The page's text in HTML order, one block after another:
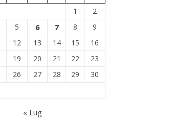
1
2
5 6 7 8
9
12 13 14 15
16
19 20 21 22
23
26 27 28 29
30
« Lug